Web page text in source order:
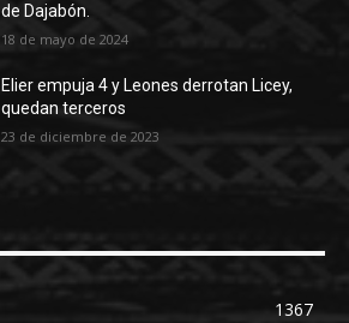
de Dajabón.
18 de mayo de 2024
Elier empuja 4 y Leones derrotan Licey,
quedan terceros
23 de diciembre de 2023
1367